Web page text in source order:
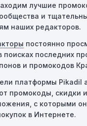
соблюдения
чтобы получить
не соответствует
ограничения:
может быть
Если вы
региона, то
лучшие
и
наших редакторов.
постоянно
поисках последних
и промокодов
платформы Pikadil
промокоды, скидки и
с которыми
в Интернете.